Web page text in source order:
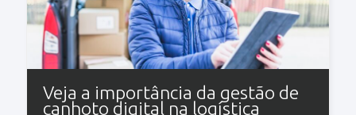
Veja a importância da gestão de
canhoto digital na logística